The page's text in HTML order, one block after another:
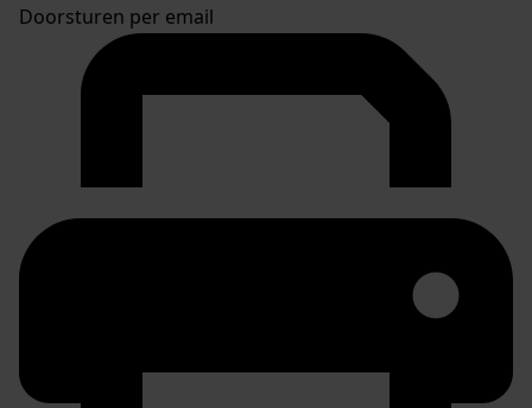
Doorsturen per email